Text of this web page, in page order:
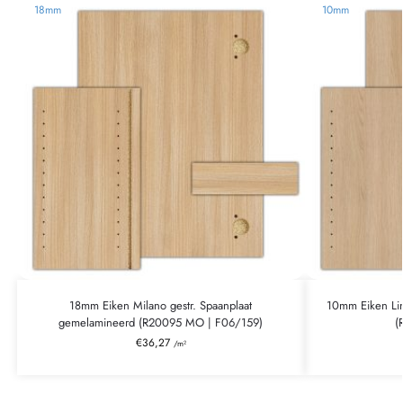
18mm
18mm Eiken Milano gestr. Spaanplaat
gemelamineerd (R20095 MO | F06/159)
€36,27 /m²
10mm
10mm Eiken